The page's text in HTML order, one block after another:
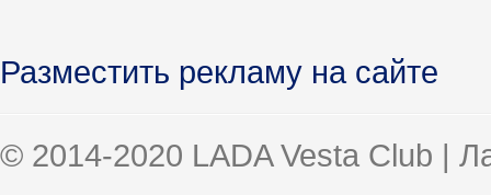
Разместить рекламу на сайте
© 2014-2020 LADA Vesta Club |